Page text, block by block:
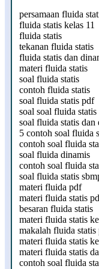
persamaan fluida
fluida statis kelas 11
fluida statis
tekanan fluida statis
fluida statis dan
materi fluida statis
soal fluida statis
contoh fluida statis
soal fluida statis pdf
soal soal fluida statis
soal fluida statis dan
5 contoh soal fluida
contoh soal fluida
soal fluida dinamis
contoh soal fluida
soal fluida statis
materi fluida pdf
materi fluida statis
besaran fluida statis
materi fluida statis
makalah fluida statis
materi fluida statis
materi fluida statis
contoh soal fluida